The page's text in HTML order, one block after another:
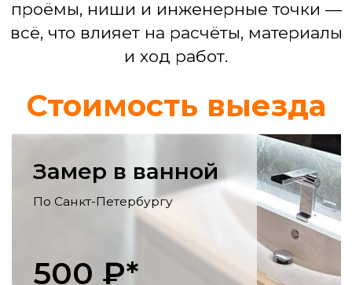
Ремонт кухни
укладка пола, электрика для
смесителя.
Ремонт гостинной
Выравнивание и декоративная